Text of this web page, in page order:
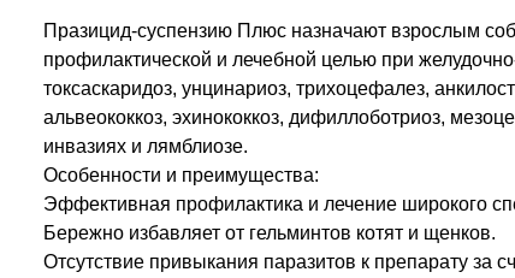
Празицид-суспензию Плюс назначают взрослым
профилактической и лечебной целью при
токсаскаридоз, унцинариоз, трихоцефалез,
альвеококкоз, эхинококкоз, дифиллоботриоз,
инвазиях и лямблиозе.
Особенности и преимущества:
Эффективная профилактика и лечение широкого
Бережно избавляет от гельминтов котят и щенков.
Отсутствие привыкания паразитов к препарату за